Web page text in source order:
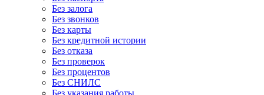
Без залога
Без звонков
Без карты
Без кредитной истории
Без отказа
Без проверок
Без процентов
Без СНИЛС
Без указания работы